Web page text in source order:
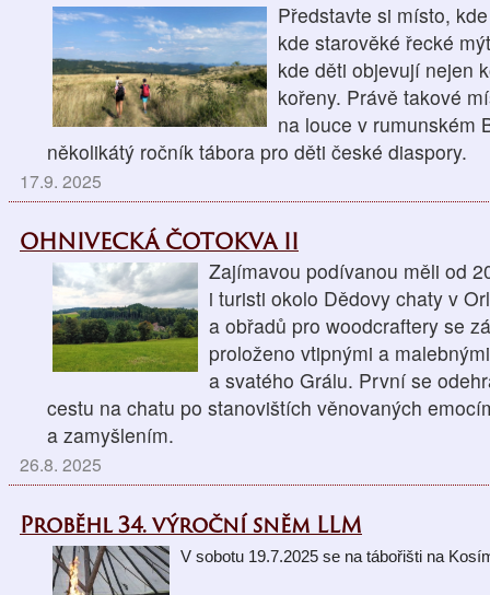
Představte si místo,
kde starověké řecké
kde děti objevují nejen
kořeny. Právě takové
na louce v rumunském
několikátý ročník tábora pro děti české diaspory.
17.9. 2025
OHNIVECKÁ ČOTOKVA II
Zajímavou podívanou měli od
i turisti okolo Dědovy chaty v
a obřadů pro woodcraftery se
proloženo vtipnými a
a svatého Grálu. První se
cestu na chatu po stanovištích věnovaných
a zamyšlením.
26.8. 2025
Proběhl 34. výroční sněm LLM
V sobotu 19.7.2025 se na tábořišti na